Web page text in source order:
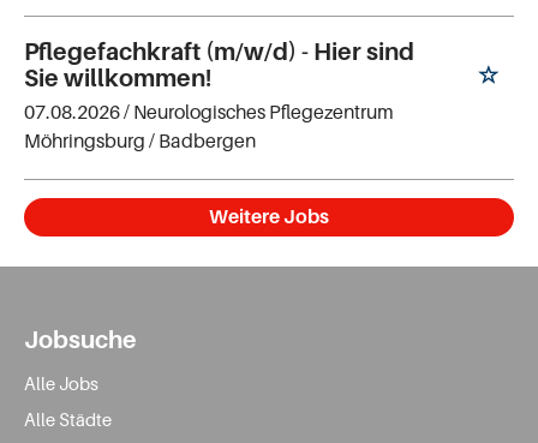
Pflegefachkraft (m/w/d) - Hier sind
Sie willkommen!
07.08.2026 / Neurologisches Pflegezentrum
Möhringsburg / Badbergen
Weitere Jobs
Jobsuche
Alle Jobs
Alle Städte